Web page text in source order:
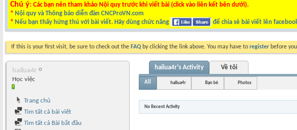
Chú ý: Các bạn nên tham khảo Nội quy trước khi viết bài (click vào liên kết bên dưới).
* Nội quy và Thông báo diễn đàn CNCProVN.com
* Nếu bạn thấy hứng thú với bài viết. Hãy dùng chức năng để chia sẻ bài viết lên
If this is your first visit, be sure to check out the FAQ by clicking the link above. You may have to register before
hailua4r
Học việc
Trang chủ
Tìm tất cả bài viết
Tìm tất cả Bài bắt đầu
hailua4r's Activity Về tôi
All hailua4r Bạn bè Photos
No Recent Activity